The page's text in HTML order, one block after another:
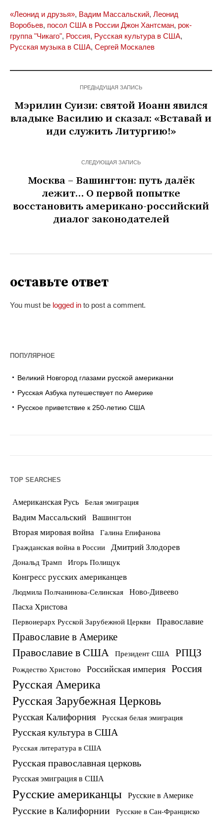
«Леонид и друзья», Вадим Массальский, Леонид
Воробьев, посол США в России Джон Хантсман, рок-
группа "Чикаго", Россия, Русская культура в США,
Русская музыка в США, Сергей Москалев
ПРЕДЫДУЩАЯ ЗАПИСЬ
Мэрилин Суизи: cвятой Иоанн явился
владыке Василию и сказал: «Вставай и
иди служить Литургию!»
СЛЕДУЮЩАЯ ЗАПИСЬ
Москва – Вашингтон: путь далёк
лежит… О первой попытке
восстановить американо-российский
диалог законодателей
оставьте ответ
You must be logged in to post a comment.
ПОПУЛЯРНОЕ
Великий Новгород глазами русской американки
Русская Азбука путешествует по Америке
Русское приветствие к 250-летию США
TOP SEARCHES
Американская Русь Белая эмиграция
Вадим Массальский Вашингтон
Вторая мировая война Галина Епифанова
Гражданская война в России Дмитрий Злодорев
Дональд Трамп Игорь Полищук
Конгресс русских американцев
Людмила Полчанинова-Селинская Ново-Дивеево
Пасха Христова
Первоиерарх Русской Зарубежной Церкви Православие
Православие в Америке
Православие в США Президент США РПЦЗ
Рождество Христово Российская империя Россия
Русская Америка
Русская Зарубежная Церковь
Русская Калифорния Русская белая эмиграция
Русская культура в США
Русская литература в США
Русская православная церковь
Русская эмиграция в США
Русские американцы Русские в Америке
Русские в Калифорнии Русские в Сан-Франциско